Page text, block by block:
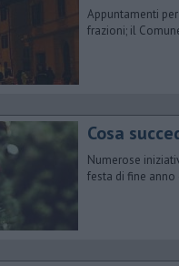
Appuntamenti
frazioni; il
Cosa
Numerose
festa di fine